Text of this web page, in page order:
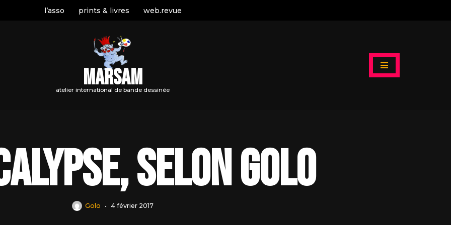
l’asso prints & livres web.revue
MARSAM
atelier international de bande dessinée
selon Golo
Golo 4 février 2017